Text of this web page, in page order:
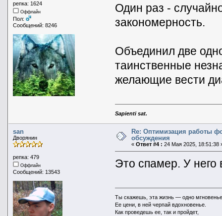
репка: 1624
Оффлайн
Пол:
Сообщений: 8246
Один раз -
закономерность.
Объединил две
таинственные
желающие вести
Sapienti sat.
san
Дворянин
репка: 479
Оффлайн
Сообщений: 13543
Re: Оптимизация работы
обсуждения
« Ответ #4 : 24 Мая 2025, 18:51:38
Это спамер. У
Ты скажешь, эта жизнь — одно
Ее цени, в ней черпай вдохновенье.
Как проведешь ее, так и пройдет,